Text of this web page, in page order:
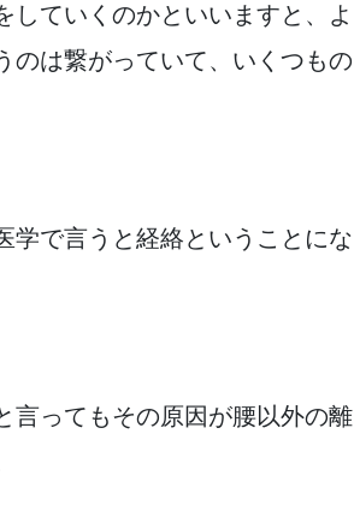
していくのかといいますと、よ
のは繋がっていて、いくつもの
学で言うと経絡ということにな
言ってもその原因が腰以外の離